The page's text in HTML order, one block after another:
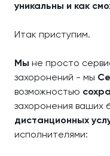
уникальны и как
Итак приступим.
Мы не просто
захоронений - мы
возможностью
захоронения ваших
дистанционных
исполнителями: